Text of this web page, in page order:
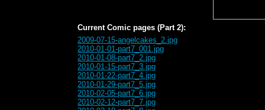
Current Comic pages (Part 2):
2009-07-15-angelcakes_2.jpg
2010-01-01-part7_001.jpg
2010-01-08-part7_2.jpg
2010-01-15-part7_3.jpg
2010-01-22-part7_4.jpg
2010-01-29-part7_5.jpg
2010-02-05-part7_6.jpg
2010-02-12-part7_7.jpg